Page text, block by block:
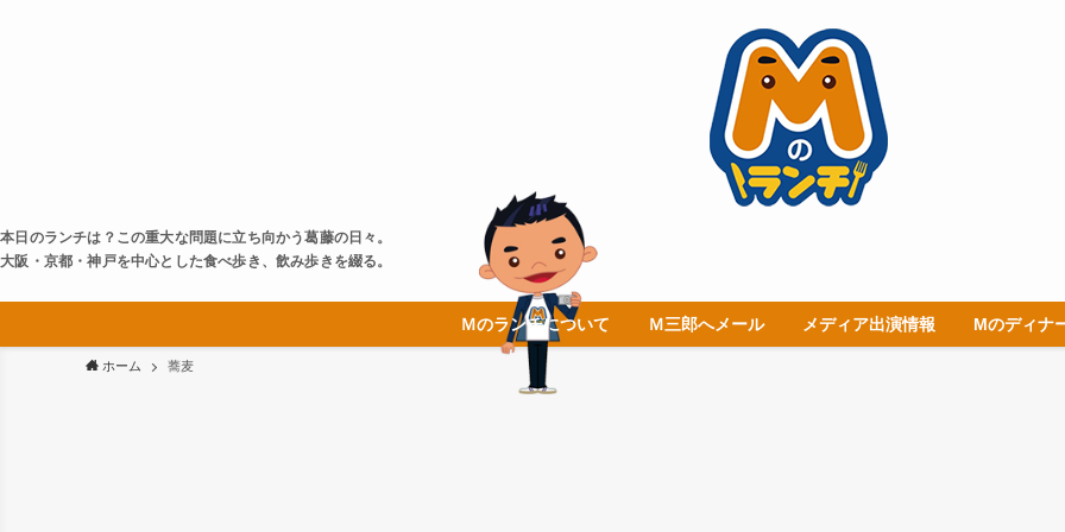
本日のランチは？この重大な問題に立ち向かう葛藤の日々。
大阪・京都・神戸を中心とした食べ歩き、飲み歩きを綴る。
Ｍのランチについて Ｍ三郎へメール メディア出演情報 Mのディナ
ホーム 蕎麦